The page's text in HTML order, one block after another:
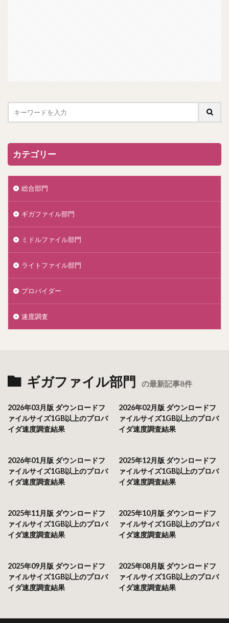
カテゴリー
総合部門
ギガファイル部門
ミドルファイル部門
ライトファイル部門
プロバイダー
速度調査
ギガファイル部門 の最新記事8件
2026年03月版 ダウンロードフ
ァイルサイズ1GB以上のプロバ
イダ速度調査結果
2026年02月版 ダウンロードフ
ァイルサイズ1GB以上のプロバ
イダ速度調査結果
2026年01月版 ダウンロードフ
ァイルサイズ1GB以上のプロバ
イダ速度調査結果
2025年12月版 ダウンロードフ
ァイルサイズ1GB以上のプロバ
イダ速度調査結果
2025年11月版 ダウンロードフ
ァイルサイズ1GB以上のプロバ
イダ速度調査結果
2025年10月版 ダウンロードフ
ァイルサイズ1GB以上のプロバ
イダ速度調査結果
2025年09月版 ダウンロードフ
ァイルサイズ1GB以上のプロバ
イダ速度調査結果
2025年08月版 ダウンロードフ
ァイルサイズ1GB以上のプロバ
イダ速度調査結果